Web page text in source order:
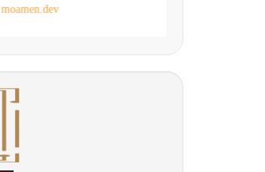
moamen.dev